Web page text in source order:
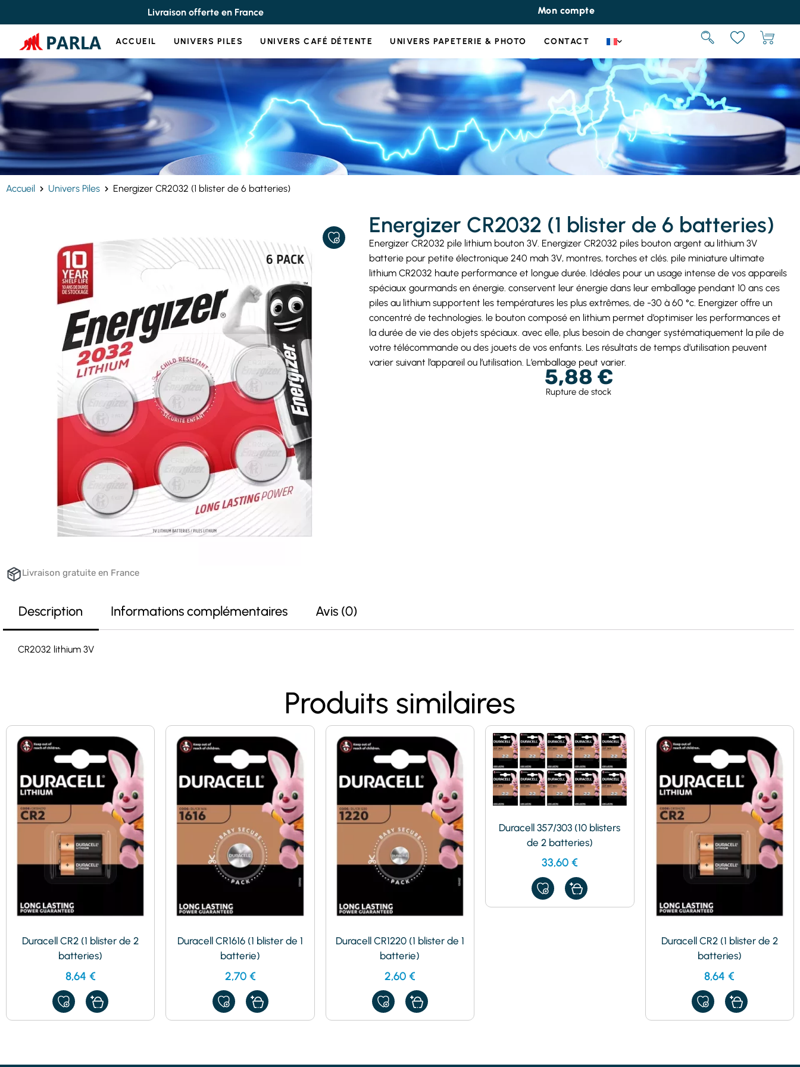
Livraison offerte en France Mon compte
ACCUEIL UNIVERS PILES UNIVERS CAFÉ DÉTENTE UNIVERS PAPETERIE & PHOTO CONTACT
Accueil Univers Piles Energizer CR2032 (1 blister de 6 batteries)
AJOUTER
À
Livraison gratuite en France
Energizer CR2032 (1 blister de 6 batteries)
Energizer CR2032 pile lithium bouton 3V. Energizer CR2032 piles bouton argent au lithium 3V
batterie pour petite électronique 240 mah 3V, montres, torches et clés. pile miniature ultimate
lithium CR2032 haute performance et longue durée. Idéales pour un usage intense de vos appareils
spéciaux gourmands en énergie. conservent leur énergie dans leur emballage pendant 10 ans ces
piles au lithium supportent les températures les plus extrêmes, de -30 à 60 °c. Energizer offre un
concentré de technologies. le bouton composé en lithium permet d’optimiser les performances et
la durée de vie des objets spéciaux. avec elle, plus besoin de changer systématiquement la pile de
votre télécommande ou des jouets de vos enfants. Les résultats de temps d’utilisation peuvent
varier suivant l’appareil ou l’utilisation. L’emballage peut varier.
5,88 €
Rupture de stock
Description Informations complémentaires Avis (0)
CR2032 lithium 3V
Produits similaires
Duracell CR2 (1 blister de 2
batteries)
8,64 €
AJOUTER
À
MES
Duracell CR1616 (1 blister de 1
batterie)
2,70 €
AJOUTER
À
MES
Duracell CR1220 (1 blister de 1
batterie)
2,60 €
AJOUTER
À
MES
Duracell 357/303 (10 blisters
de 2 batteries)
33,60 €
AJOUTER
À
MES
Duracell CR2 (1 blister de 2
batteries)
8,64€
AJOUTER
À
MES